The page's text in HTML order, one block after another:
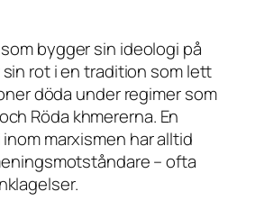
bygger sin ideologi på
rot i en tradition som lett
döda under regimer som
Röda khmererna. En
marxismen har alltid
– ofta